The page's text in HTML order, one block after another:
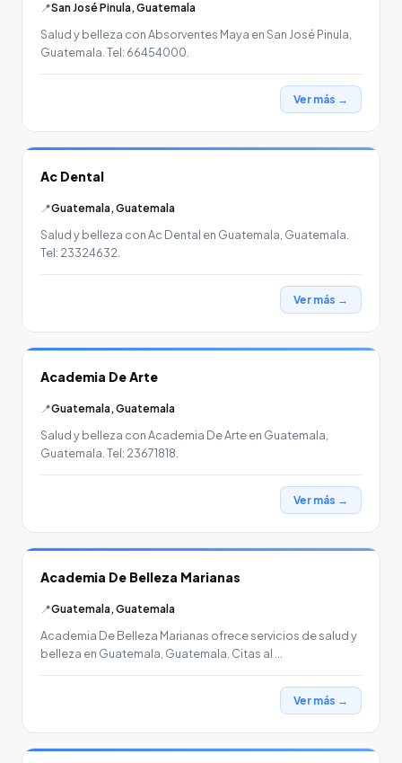
📍San José Pinula, Guatemala
Salud y belleza con Absorventes Maya en San José Pinula,
Guatemala. Tel: 66454000.
Ver más →
Ac Dental
📍Guatemala, Guatemala
Salud y belleza con Ac Dental en Guatemala, Guatemala.
Tel: 23324632.
Ver más →
Academia De Arte
📍Guatemala, Guatemala
Salud y belleza con Academia De Arte en Guatemala,
Guatemala. Tel: 23671818.
Ver más →
Academia De Belleza Marianas
📍Guatemala, Guatemala
Academia De Belleza Marianas ofrece servicios de salud y
belleza en Guatemala, Guatemala. Citas al …
Ver más →